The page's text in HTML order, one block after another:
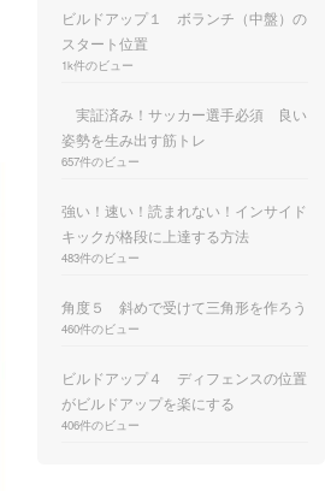
ビルドアップ１ ボランチ（中盤）の
スタート位置
1k件のビュー
実証済み！サッカー選手必須 良い
姿勢を生み出す筋トレ
657件のビュー
強い！速い！読まれない！インサイド
キックが格段に上達する方法
483件のビュー
角度５ 斜めで受けて三角形を作ろう
460件のビュー
ビルドアップ４ ディフェンスの位置
がビルドアップを楽にする
406件のビュー